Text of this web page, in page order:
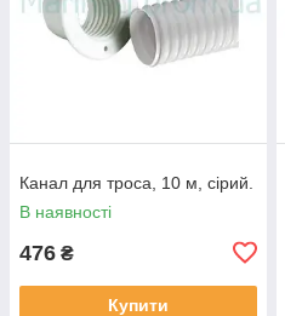
Канал для троса, 10 м, сірий.
В наявності
476 ₴
Купити